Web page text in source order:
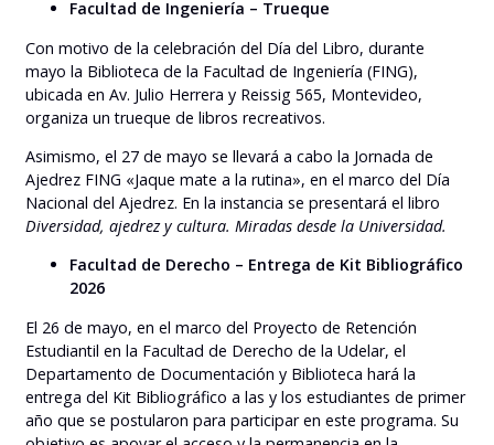
Facultad de Ingeniería – Trueque
Con motivo de la celebración del Día del Libro, durante
mayo la Biblioteca de la Facultad de Ingeniería (FING),
ubicada en Av. Julio Herrera y Reissig 565, Montevideo,
organiza un trueque de libros recreativos.
Asimismo, el 27 de mayo se llevará a cabo la Jornada de
Ajedrez FING «Jaque mate a la rutina», en el marco del Día
Nacional del Ajedrez. En la instancia se presentará el libro
Diversidad, ajedrez y cultura. Miradas desde la Universidad.
Facultad de Derecho – Entrega de Kit Bibliográfico
2026
El 26 de mayo, en el marco del Proyecto de Retención
Estudiantil en la Facultad de Derecho de la Udelar, el
Departamento de Documentación y Biblioteca hará la
entrega del Kit Bibliográfico a las y los estudiantes de primer
año que se postularon para participar en este programa. Su